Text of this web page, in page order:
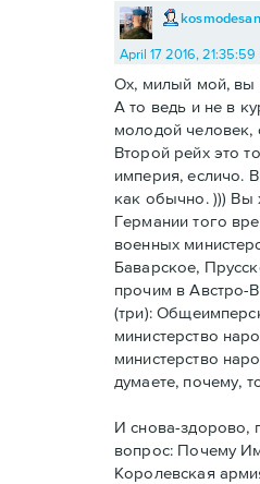
April 17 2016, 21:35:59
Ох, милый мой, вы
А то ведь и не в
молодой человек,
Второй рейх это
империя, есличо.
как обычно. ))) Вы
Германии того
военных
Баварское,
прочим в Австро-
(три):
министерство
министерство
думаете, почему,
И снова-здорово,
вопрос: Почему
Королевская